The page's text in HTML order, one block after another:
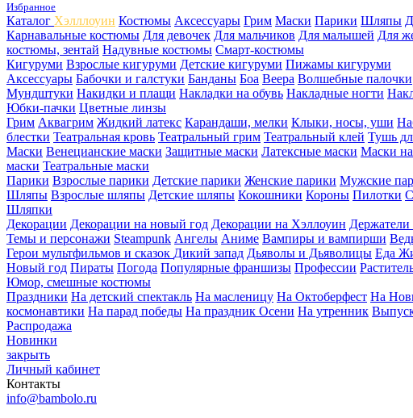
Избранное
Каталог Хэлллоуин Костюмы Аксессуары Грим Маски Парики Шляпы
Карнавальные костюмы Для девочек Для мальчиков Для малышей Для
костюмы, зентай Надувные костюмы Смарт-костюмы
Кигуруми Взрослые кигуруми Детские кигуруми Пижамы кигуруми
Аксессуары Бабочки и галстуки Банданы Боа Веера Волшебные палочки
Мундштуки Накидки и плащи Накладки на обувь Накладные ногти
Юбки-пачки Цветные линзы
Грим Аквагрим Жидкий латекс Карандаши, мелки Клыки, носы, уши
блестки Театральная кровь Театральный грим Театральный клей Тушь
Маски Венецианские маски Защитные маски Латексные маски Маски
маски Театральные маски
Парики Взрослые парики Детские парики Женские парики Мужские
Шляпы Взрослые шляпы Детские шляпы Кокошники Короны Пилотки
Шляпки
Декорации Декорации на новый год Декорации на Хэллоуин Держатели
Темы и персонажи Steampunk Ангелы Аниме Вампиры и вампирши
Герои мультфильмов и сказок Дикий запад Дьяволы и Дьяволицы Еда
Новый год Пираты Погода Популярные франшизы Профессии
Юмор, смешные костюмы
Праздники На детский спектакль На масленицу На Октоберфест На
космонавтики На парад победы На праздник Осени На утренник
Распродажа
Новинки
закрыть
Личный кабинет
Контакты
info@bambolo.ru